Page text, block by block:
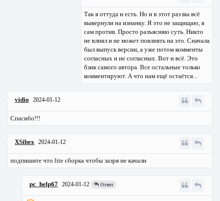
Так я оттуда и есть. Но и в этот раз вы всё
вывернули на изнанку. Я это не защищаю, я
сам против. Просто разъясняю суть. Никто
не влиял и не может повлиять на это. Сначала
был выпуск версии, а уже потом комменты
согласных и не согласных. Вот и всё. Это
бзик самого автора. Все остальные только
комментируют. А что нам ещё остаётся...
vidio 2024-01-12
Спасибо!!!
XSibex 2024-01-12
подпишите что lite сборка чтобы зазря не качали
pc_help67 2024-01-12 Ответ